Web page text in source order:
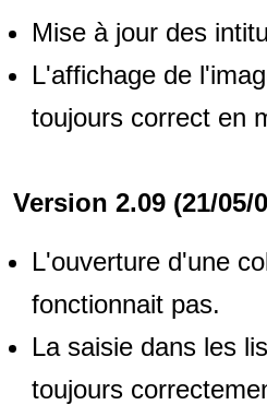
Mise à jour des
L'affichage de
toujours correct en
Version 2.09 (21/05/
L'ouverture d'une
fonctionnait pas.
La saisie dans les
toujours